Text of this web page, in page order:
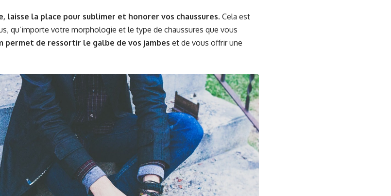
laisse la place pour sublimer et honorer vos chaussures. Cela est
qu’importe votre morphologie et le type de chaussures que vous
permet de ressortir le galbe de vos jambes et de vous offrir une